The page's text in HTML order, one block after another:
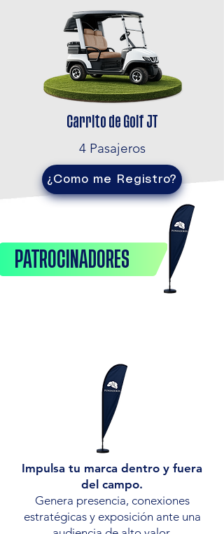
Carrito de Golf JT
4 Pasajeros
¿Como me Registro?
PATROCINADORES
Impulsa tu marca dentro y fuera
del campo.
Genera presencia, conexiones
estratégicas y exposición ante una